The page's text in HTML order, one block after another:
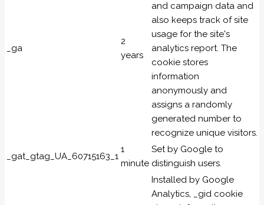
_ga
2
years
and campaign data and
also keeps track of site
usage for the site's
analytics report. The
cookie stores
information
anonymously and
assigns a randomly
generated number to
recognize unique visitors.
_gat_gtag_UA_60715163_1
1
minute
Set by Google to
distinguish users.
Installed by Google
Analytics, _gid cookie